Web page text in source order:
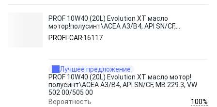
PROF 10W40 (20L) Evolution XT масло
мотор!полусинт\ACEA A3/B4, API SN/CF,
MB 229.3, VW 502 00/505 00
PROFI-CAR 16117
Лучшее предложение
PROF 10W40 (20L) Evolution XT масло мотор!
полусинт\ACEA A3/B4, API SN/CF, MB 229.3, VW
502 00/505 00
Вероятность
100%